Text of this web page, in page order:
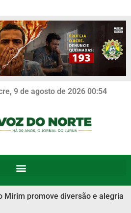
9 de agosto de 2026 00:54
Mirim promove diversão e alegria